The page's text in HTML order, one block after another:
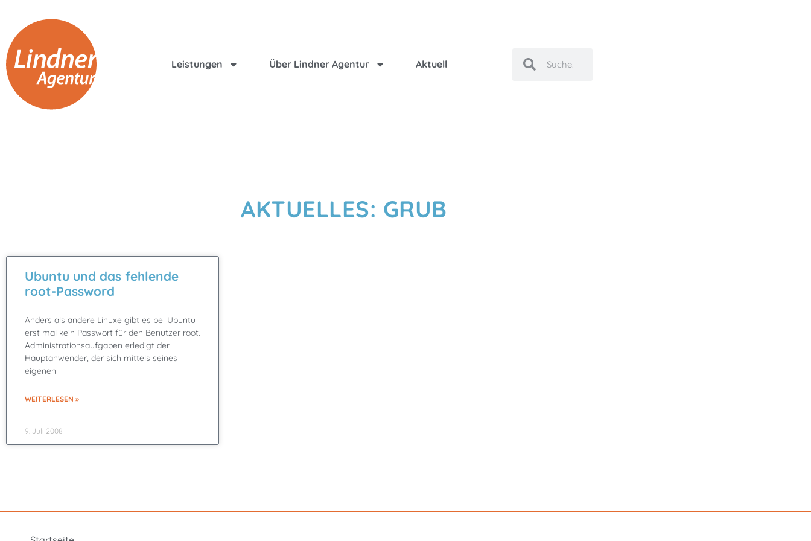
Leistungen Über Lindner Agentur Aktuell
AKTUELLES: GRUB
Ubuntu und das fehlende
root-Password
Anders als andere Linuxe gibt es bei Ubuntu
erst mal kein Passwort für den Benutzer root.
Administrationsaufgaben erledigt der
Hauptanwender, der sich mittels seines
eigenen
WEITERLESEN »
9. Juli 2008